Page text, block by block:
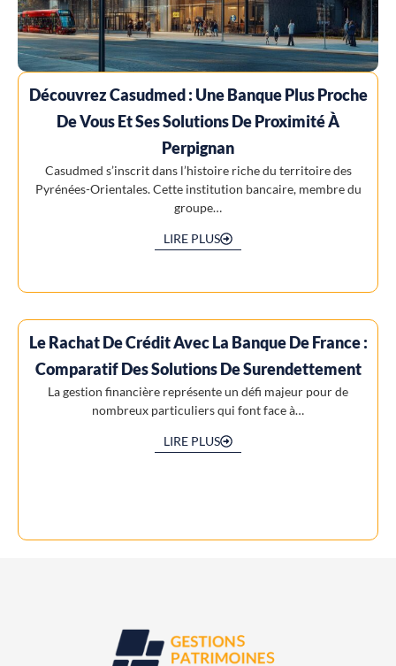
Découvrez Casudmed : Une Banque Plus Proche
De Vous Et Ses Solutions De Proximité À
Perpignan
Casudmed s’inscrit dans l’histoire riche du territoire des
Pyrénées-Orientales. Cette institution bancaire, membre du
groupe…
LIRE PLUS
Le Rachat De Crédit Avec La Banque De France :
Comparatif Des Solutions De Surendettement
La gestion financière représente un défi majeur pour de
nombreux particuliers qui font face à…
LIRE PLUS